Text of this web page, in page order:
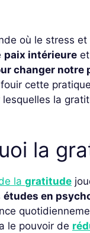
où le stress
paix intérieure
changer notre
cette
lesquelles la
la
la gratitude
études en
le pouvoir de